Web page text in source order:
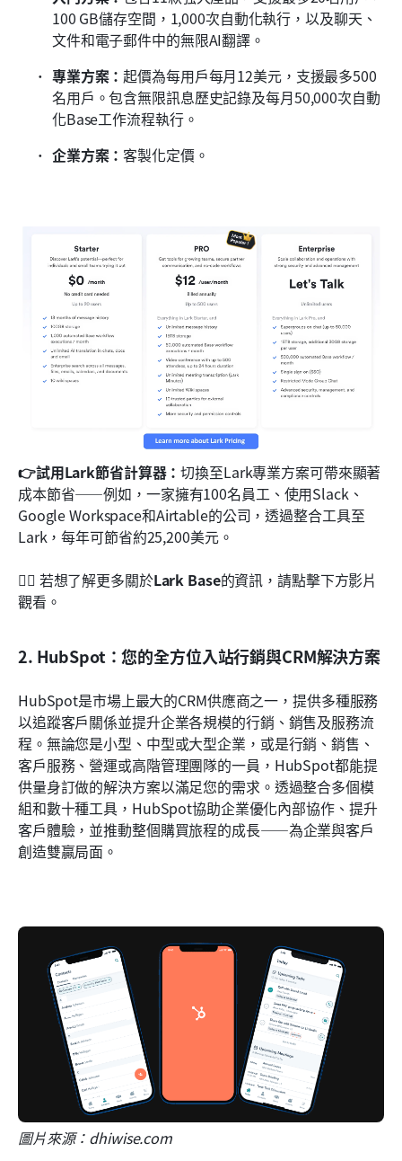
100 GB儲存空間，1,000次自動化執行，以及聊天、
文件和電子郵件中的無限AI翻譯。
專業方案：起價為每用戶每月12美元，支援最多500
名用戶。包含無限訊息歷史記錄及每月50,000次自動
化Base工作流程執行。
企業方案：客製化定價。
👉試用Lark節省計算器：切換至Lark專業方案可帶來顯著
成本節省——例如，一家擁有100名員工、使用Slack、
Google Workspace和Airtable的公司，透過整合工具至
Lark，每年可節省約25,200美元。
💁‍♀️ 若想了解更多關於Lark Base的資訊，請點擊下方影片
觀看。
2. HubSpot：您的全方位入站行銷與CRM解決方案
HubSpot是市場上最大的CRM供應商之一，提供多種服務
以追蹤客戶關係並提升企業各規模的行銷、銷售及服務流
程。無論您是小型、中型或大型企業，或是行銷、銷售、
客戶服務、營運或高階管理團隊的一員，HubSpot都能提
供量身訂做的解決方案以滿足您的需求。透過整合多個模
組和數十種工具，HubSpot協助企業優化內部協作、提升
客戶體驗，並推動整個購買旅程的成長——為企業與客戶
創造雙贏局面。
圖片來源：dhiwise.com